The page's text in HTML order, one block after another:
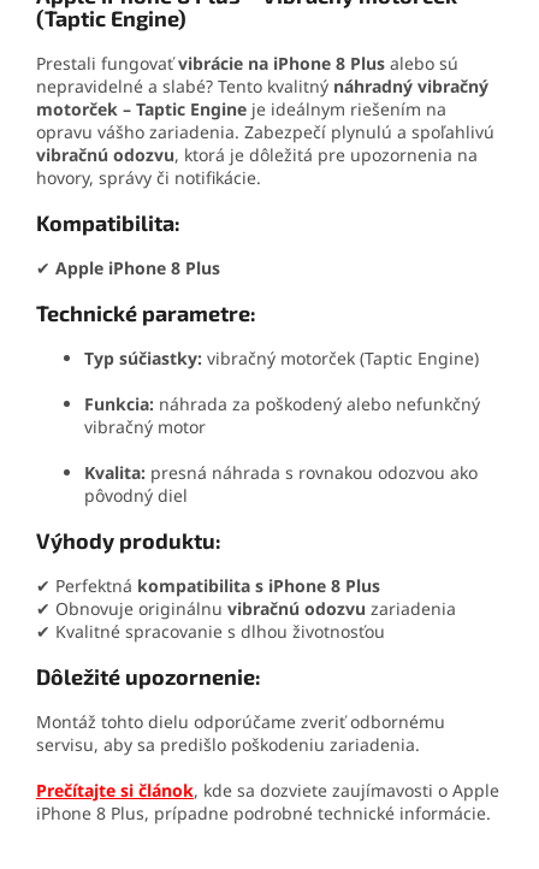
(Taptic Engine)
Prestali fungovaťvibrácie na iPhone 8 Plus alebo sú
nepravidelné a slabé? Tento kvalitný náhradný vibračný
motorček – Taptic Engine je ideálnym riešením na
opravu vášho zariadenia. Zabezpečí plynulú a spoľahlivú
vibračnú odozvu, ktorá je dôležitá pre upozornenia na
hovory, správy či notifikácie.
Kompatibilita:
✔ Apple iPhone 8 Plus
Technické parametre:
Typ súčiastky: vibračný motorček (Taptic Engine)
Funkcia: náhrada za poškodený alebo nefunkčný
vibračný motor
Kvalita: presná náhrada s rovnakou odozvou ako
pôvodný diel
Výhody produktu:
✔ Perfektná kompatibilita s iPhone 8 Plus
✔ Obnovuje originálnu vibračnú odozvu zariadenia
✔ Kvalitné spracovanie s dlhou životnosťou
Dôležité upozornenie:
Montáž tohto dielu odporúčame zveriť odbornému
servisu, aby sa predišlo poškodeniu zariadenia.
Prečítajte si článok, kde sa dozviete zaujímavosti o Apple
iPhone 8 Plus, prípadne podrobné technické informácie.